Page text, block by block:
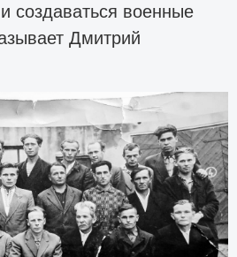
создаваться военные
Дмитрий